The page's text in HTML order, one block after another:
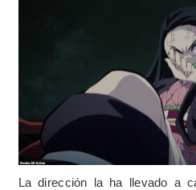
La dirección la ha llevado a